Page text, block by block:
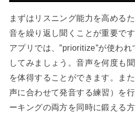
まずはリスニング能力を高める
音を繰り返し聞くことが重要で
アプリでは、”prioritize”が使わ
してみましょう。音声を何度も
を体得することができます。ま
声に合わせて発音する練習）を
ーキングの両方を同時に鍛える